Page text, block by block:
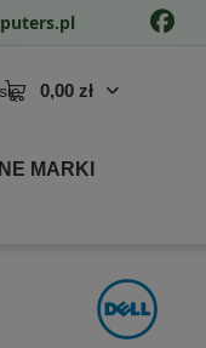
0,00 zł
MARKI